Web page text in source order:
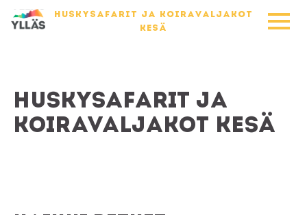
HUSKYSAFARIT JA KOIRAVALJAKOT
KESÄ
Huskysafarit ja
koiravaljakot kesä